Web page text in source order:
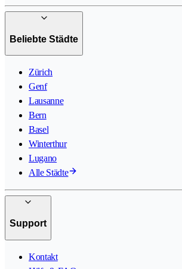
Beliebte Städte
Zürich
Genf
Lausanne
Bern
Basel
Winterthur
Lugano
Alle Städte
Support
Kontakt